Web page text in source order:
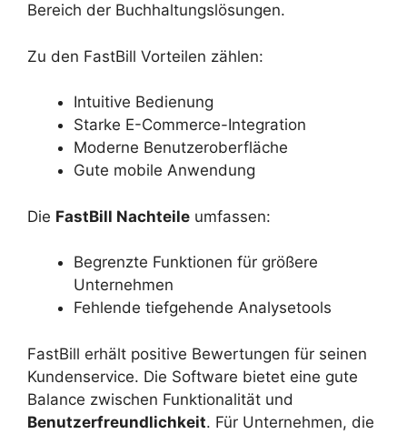
Bereich der Buchhaltungslösungen.
Zu den FastBill Vorteilen zählen:
Intuitive Bedienung
Starke E-Commerce-Integration
Moderne Benutzeroberfläche
Gute mobile Anwendung
Die FastBill Nachteile umfassen:
Begrenzte Funktionen für größere
Unternehmen
Fehlende tiefgehende Analysetools
FastBill erhält positive Bewertungen für seinen
Kundenservice. Die Software bietet eine gute
Balance zwischen Funktionalität und
Benutzerfreundlichkeit. Für Unternehmen, die